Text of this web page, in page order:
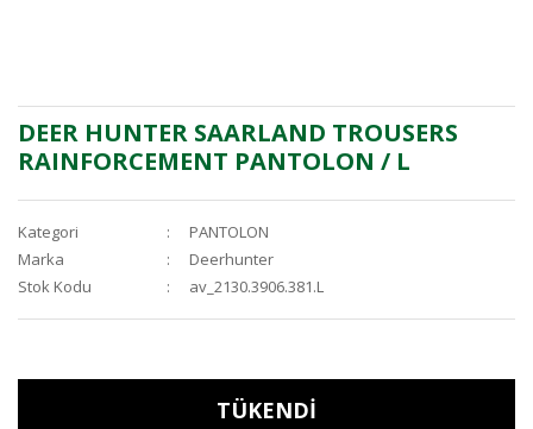
DEER HUNTER SAARLAND TROUSERS
RAINFORCEMENT PANTOLON / L
Kategori
PANTOLON
Marka
Deerhunter
Stok Kodu
av_2130.3906.381.L
TÜKENDİ